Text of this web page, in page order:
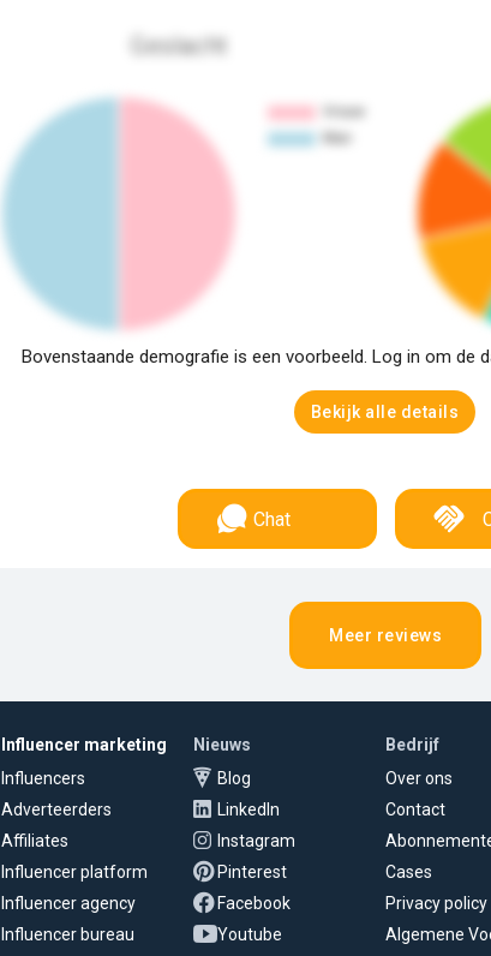
Geslacht
Bovenstaande demografie is een voorbeeld. Log in om de
Bekijk alle details
Chat
Meer reviews
Influencer marketing
Influencers
Adverteerders
Affiliates
Influencer platform
Influencer agency
Influencer bureau
Nieuws
Blog
LinkedIn
Instagram
Pinterest
Facebook
Youtube
Bedrijf
Over ons
Contact
Cases
Privacy policy
Algemene